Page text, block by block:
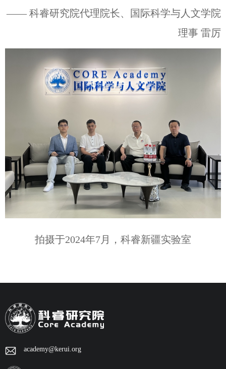
—— 科睿研究院代理院长、国际科学与人文学院
理事 雷厉
拍摄于2024年7月，科睿新疆实验室
academy@kerui.org